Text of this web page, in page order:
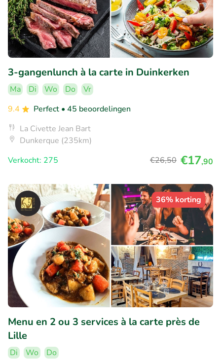
3-gangenlunch à la carte in Duinkerken
Ma Di Wo Do
Vr
9.4
Perfect • 45 beoordelingen
La Civette Jean Bart
Dunkerque (235km)
Verkocht: 275
€26,50 €17,90
36% korting
Menu en 2 ou 3 services à la carte près de
Lille
Di Wo
Do